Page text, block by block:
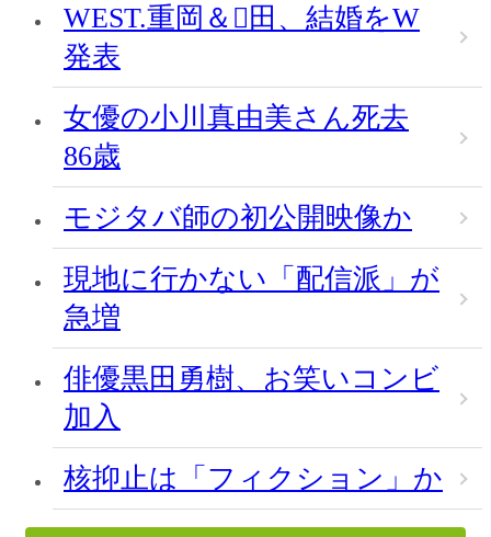
WEST.重岡＆田、結婚をW
発表
女優の小川真由美さん死去
86歳
モジタバ師の初公開映像か
現地に行かない「配信派」が
急増
俳優黒田勇樹、お笑いコンビ
加入
核抑止は「フィクション」か